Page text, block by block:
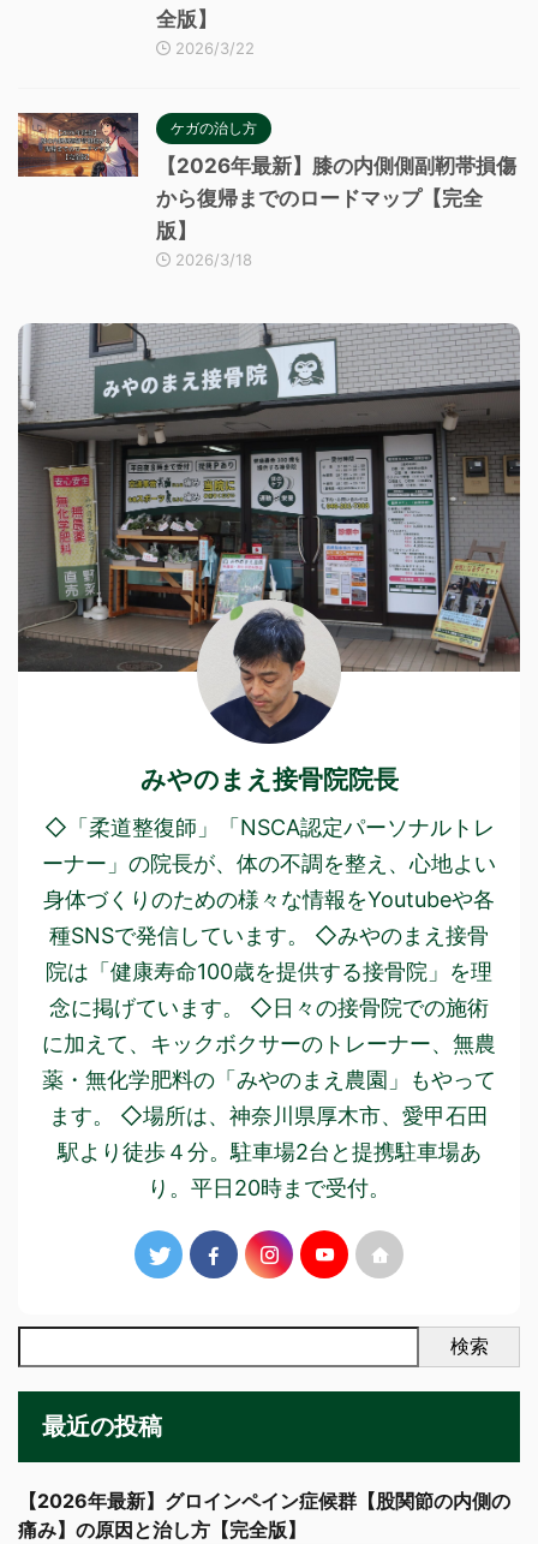
全版】
2026/3/22
ケガの治し方
【2026年最新】膝の内側側副靭帯損傷
から復帰までのロードマップ【完全
版】
2026/3/18
みやのまえ接骨院院長
◇「柔道整復師」「NSCA認定パーソナルトレ
ーナー」の院長が、体の不調を整え、心地よい
身体づくりのための様々な情報をYoutubeや各
種SNSで発信しています。 ◇みやのまえ接骨
院は「健康寿命100歳を提供する接骨院」を理
念に掲げています。 ◇日々の接骨院での施術
に加えて、キックボクサーのトレーナー、無農
薬・無化学肥料の「みやのまえ農園」もやって
ます。 ◇場所は、神奈川県厚木市、愛甲石田
駅より徒歩４分。駐車場2台と提携駐車場あ
り。平日20時まで受付。
検索
最近の投稿
【2026年最新】グロインペイン症候群【股関節の内側の
痛み】の原因と治し方【完全版】